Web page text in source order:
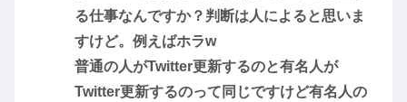
る仕事なんですか？判断は人によると思いま
すけど。例えばホラw
普通の人がTwitter更新するのと有名人が
Twitter更新するのって同じですけど有名人の